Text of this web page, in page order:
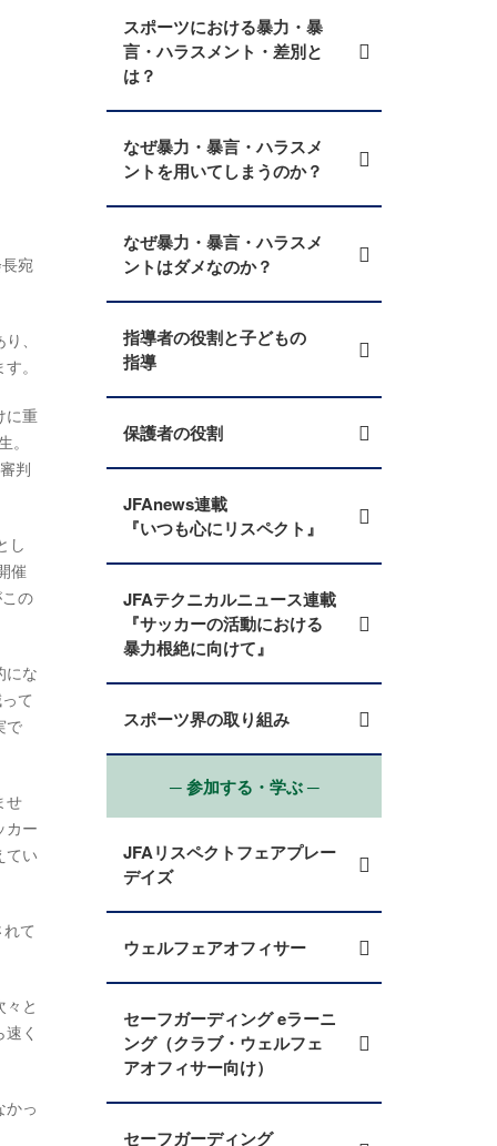
宛
、
。
に重
判
し
催
の
にな
て
で
せ
カー
てい
て
と
く
かっ
スポーツにおける暴力・暴
言・ハラスメント・差別と
は？
なぜ暴力・暴言・ハラスメ
ントを用いてしまうのか？
なぜ暴力・暴言・ハラスメ
ントはダメなのか？
指導者の役割と子どもの
指導
保護者の役割
JFAnews連載
『いつも心にリスペクト』
JFAテクニカルニュース連載
『サッカーの活動における
暴力根絶に向けて』
スポーツ界の取り組み
─ 参加する・学ぶ ─
JFAリスペクトフェアプレー
デイズ
ウェルフェアオフィサー
セーフガーディング eラーニ
ング（クラブ・ウェルフェ
アオフィサー向け）
セーフガーディング